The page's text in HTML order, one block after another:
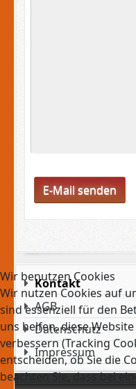
Kontakt
AGB
Datenschutz
Impressum
Captcha*
E-Mail senden
Wir benutzen Cookies
Wir nutzen Cookies auf
sind essenziell für den
uns helfen, diese
verbessern (Tracking
entscheiden, ob Sie die
beachten Sie, dass bei